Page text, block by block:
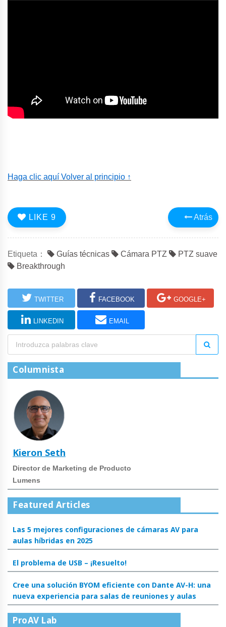
Haga clic aquí Volver al principio ↑
Atrás
LIKE 9
Etiqueta： Guías técnicas Cámara PTZ
PTZ suave
Breakthrough
TWITTER FACEBOOK GOOGLE+
LINKEDIN EMAIL
Columnista
Kieron Seth
Director de Marketing de Producto
Lumens
Featured Articles
Las 5 mejores configuraciones de cámaras AV para
aulas híbridas en 2025
El problema de USB – ¡Resuelto!
Cree una solución BYOM eficiente con Dante AV-H: una
nueva experiencia para salas de reuniones y aulas
ProAV Lab